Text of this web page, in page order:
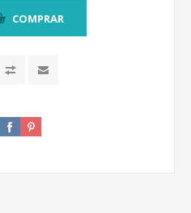
COMPRAR